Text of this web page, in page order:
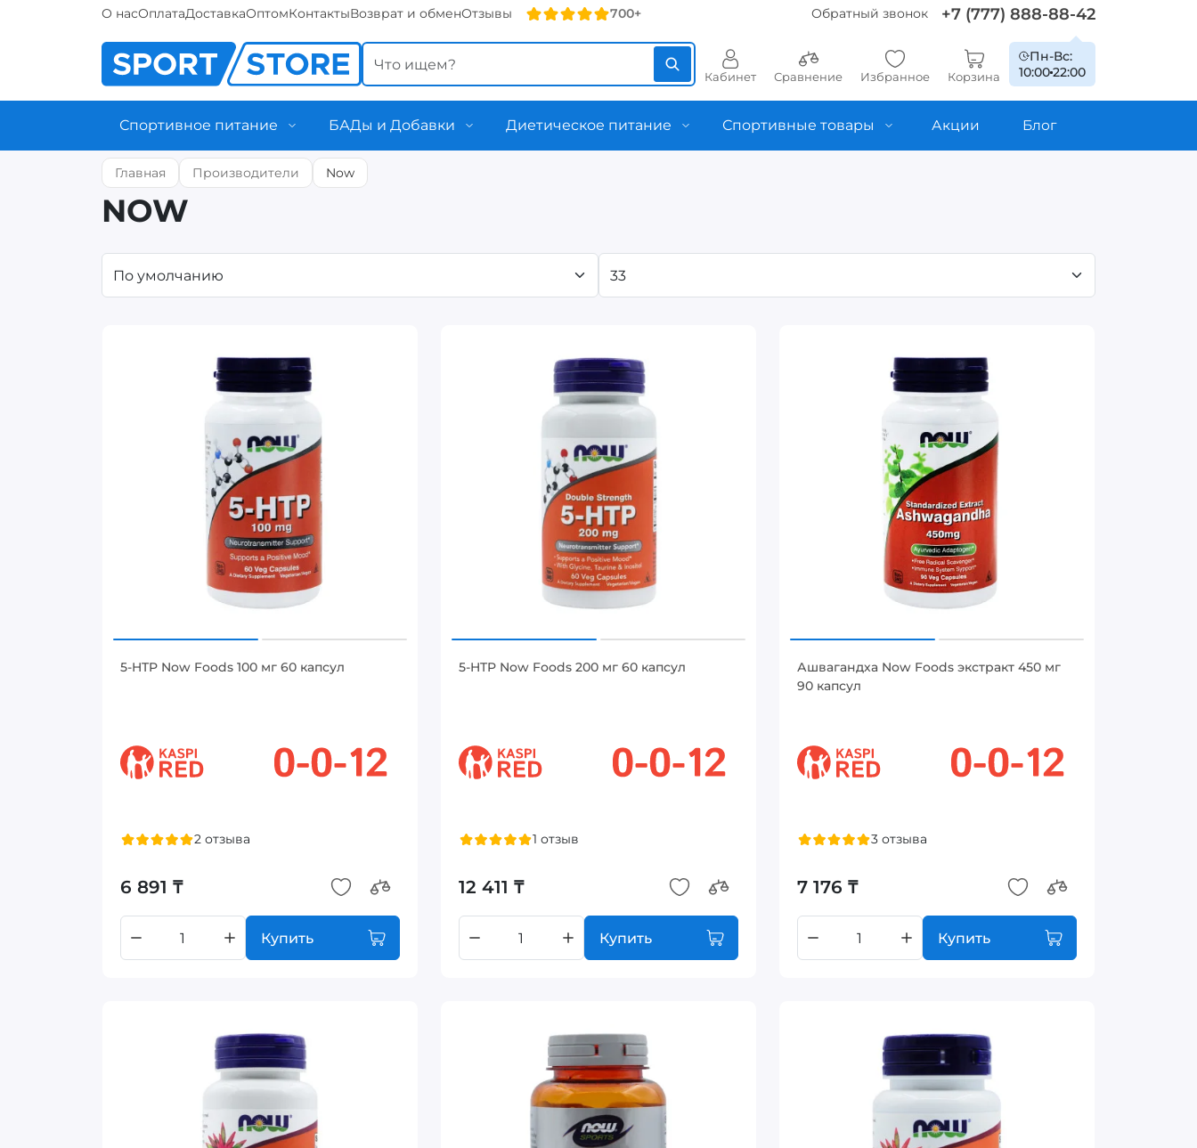
О насОплатаДоставкаОптомКонтактыВозврат и обменОтзывы 700+ Обратный звонок +7 (777) 888-88-42
Кабинет Сравнение Избранное Корзина
Пн-Вс:
10:0022:00
Спортивное питание БАДы и Добавки Диетическое питание Спортивные товары Акции Блог
Главная Производители Now
NOW
5-HTP Now Foods 100 мг 60 капсул
2 отзыва
6 891 ₸
Купить
5-HTP Now Foods 200 мг 60 капсул
1 отзыв
12 411 ₸
Купить
Ашвагандха Now Foods экстракт 450 мг
90 капсул
3 отзыва
7 176 ₸
Купить